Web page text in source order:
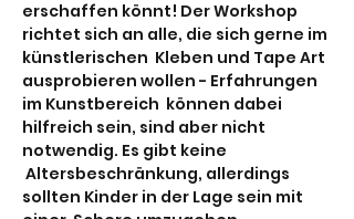
erschaffen könnt! Der Workshop
richtet sich an alle, die sich gerne im
künstlerischen  Kleben und Tape Art
ausprobieren wollen - Erfahrungen
im Kunstbereich  können dabei
hilfreich sein, sind aber nicht
notwendig. Es gibt keine
Altersbeschränkung, allerdings
sollten Kinder in der Lage sein mit